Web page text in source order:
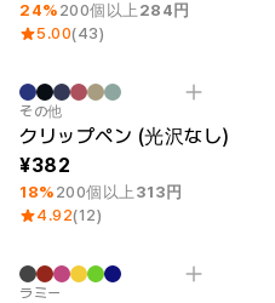
24% 200個以上 284円
5.00(43)
最小注文数量 1個
その他
クリップペン (光沢なし)
382
18% 200個以上 313円
4.92(12)
最小注文数量 10個
ラミー